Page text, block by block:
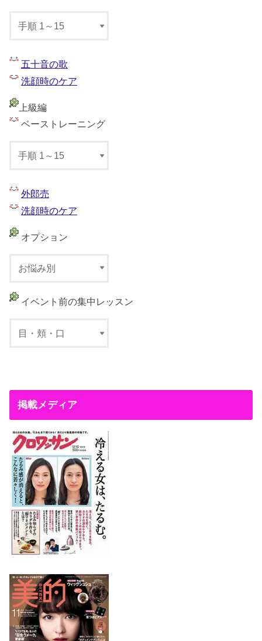
五十音の歌
洗顔時のケア
上級編
ベーストレーニング
外郎売
洗顔時のケア
オプション
イベント前の集中レッスン
掲載メディア